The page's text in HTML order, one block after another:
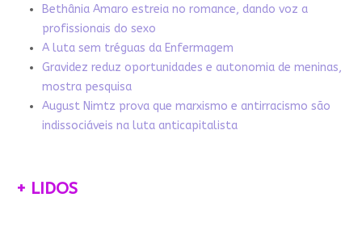
Bethânia Amaro estreia no romance, dando voz a
profissionais do sexo
A luta sem tréguas da Enfermagem
Gravidez reduz oportunidades e autonomia de meninas,
mostra pesquisa
August Nimtz prova que marxismo e antirracismo são
indissociáveis na luta anticapitalista
+ LIDOS